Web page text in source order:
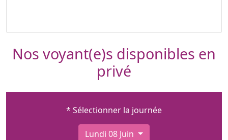
Nos voyant(e)s disponibles en
privé
* Sélectionner la journée
Lundi 08 Juin